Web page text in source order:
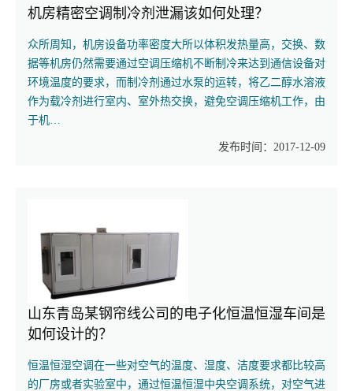
机房精密空调制冷剂泄漏该如何处理？
众所周知，机房设备功率密度大所以体积发热量高，交换、数
据等机房仍然需要通过空调压缩机不断制冷来达到通信设备对
环境温度的要求，而制冷剂通过水泵的运转，将乙二醇水溶液
作为载冷剂进行室内、室外热交换，避免空调压缩机工作，由
于机…
发布时间：2017-12-09
山东青岛某钢帘线公司的电子化恒温恒湿车间是
如何设计的？
恒温恒湿空调在一些对空气的温度、湿度、洁度要求都比较高
的厂房或者实验室中，通过恒温恒湿中央空调系统，对空气进